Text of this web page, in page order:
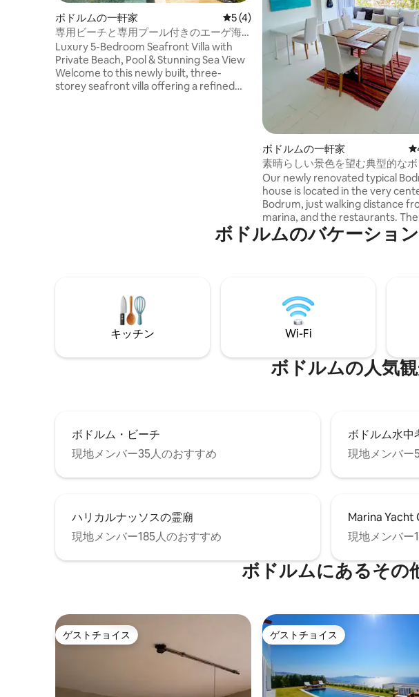
ボドルムの一軒家 レビュー4件、5つ星中5つ星の平均評価
5 (4)
専用ビーチと専用プール付きのエーゲ海
沿いのヴィラ
Luxury 5-Bedroom Seafront Villa with
Private Beach, Pool & Stunning Sea View
Welcome to this newly built, three-
storey seafront villa offering a refined
ボドルムの一軒家
素晴らしい景色を望む典型的な
の家
Our newly renovated typical
house is located in the very
Bodrum, just walking distance
marina, and the restaurants.
stylish apartment with a huge
view terrace overlooks Bodrum
ボドルムのバケーショ
キッチン Wi-Fi
ボドルムの人気
ボドルム・ビーチ
現地メンバー35人のおすすめ
ボドルム水中
現地メンバー
ハリカルナッソスの霊廟
現地メンバー185人のおすすめ
Marina Yacht
現地メンバー
ボドルムにあるその
ゲストチョイス
ゲストチョイス ゲストチョイス
ゲストチョイス